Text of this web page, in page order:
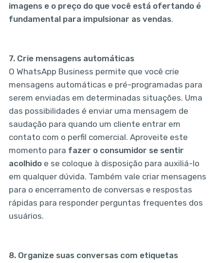
imagens e o preço do que você está ofertando é
fundamental para impulsionar as vendas.
7. Crie mensagens automáticas
O WhatsApp Business permite que você crie
mensagens automáticas e pré-programadas para
serem enviadas em determinadas situações. Uma
das possibilidades é enviar uma mensagem de
saudação para quando um cliente entrar em
contato com o perfil comercial. Aproveite este
momento para fazer o consumidor se sentir
acolhidoe se coloque à disposição para auxiliá-lo
em qualquer dúvida. Também vale criar mensagens
para o encerramento de conversas e respostas
rápidas para responder perguntas frequentes dos
usuários.
8. Organize suas conversas com etiquetas